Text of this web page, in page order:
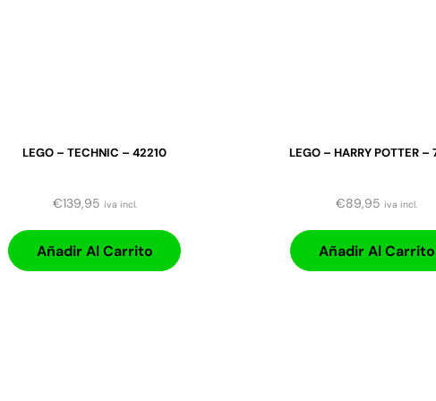
LEGO – TECHNIC – 42210
€139,95 iva incl.
Añadir Al Carrito
LEGO – HARRY POTTER –
€89,95 iva incl.
Añadir Al Carrito